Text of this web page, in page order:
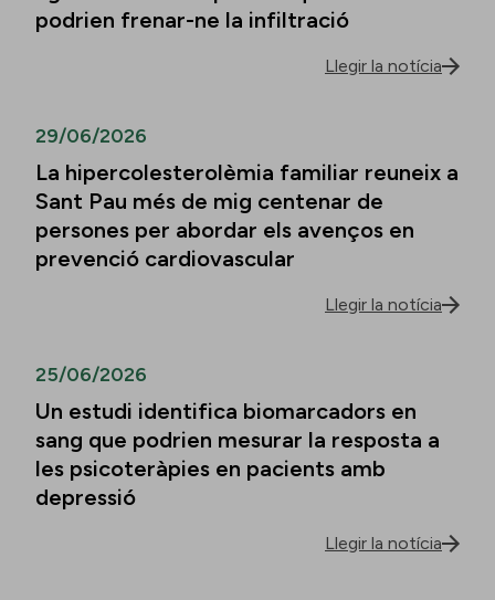
podrien frenar-ne la infiltració
Llegir la notícia
29/06/2026
La hipercolesterolèmia familiar reuneix a
Sant Pau més de mig centenar de
persones per abordar els avenços en
prevenció cardiovascular
Llegir la notícia
25/06/2026
Un estudi identifica biomarcadors en
sang que podrien mesurar la resposta a
les psicoteràpies en pacients amb
depressió
Llegir la notícia